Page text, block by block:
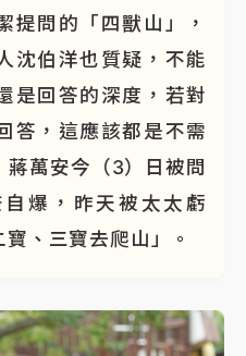
提問的「四獸山」，
沈伯洋也質疑，不能
是回答的深度，若對
答，這應該都是不需
萬安今（3）日被問
爆，昨天被太太虧
寶、三寶去爬山」。